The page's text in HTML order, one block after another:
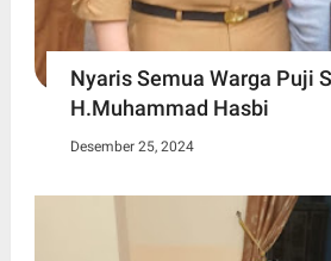
Nyaris Semua Warga Puji
H.Muhammad Hasbi
Desember 25, 2024